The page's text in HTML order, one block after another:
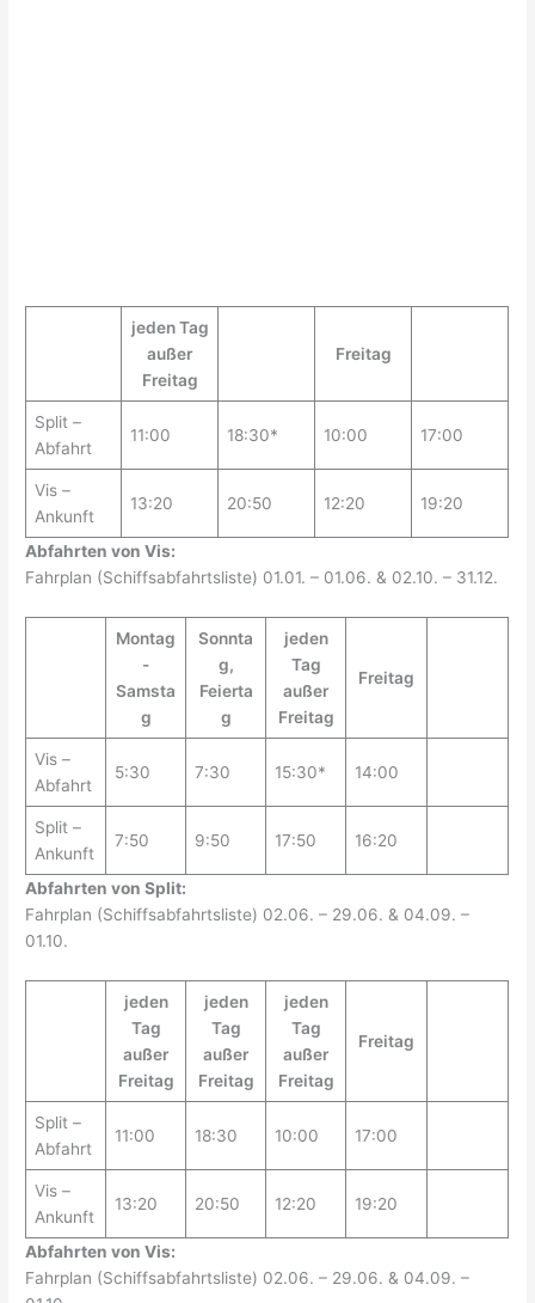
jeden Tag
außer
Freitag
Freitag
Split –
Abfahrt
11:00 18:30* 10:00 17:00
Vis –
Ankunft
13:20 20:50 12:20 19:20
Abfahrten von Vis:
Fahrplan (Schiffsabfahrtsliste) 01.01. – 01.06. & 02.10. – 31.12.
Montag
-
Samsta
g
Sonnta
g,
Feierta
g
jeden
Tag
außer
Freitag
Freitag
Vis –
Abfahrt
5:30 7:30 15:30* 14:00
Split –
Ankunft
7:50 9:50 17:50 16:20
Abfahrten von Split:
Fahrplan (Schiffsabfahrtsliste) 02.06. – 29.06. & 04.09. –
01.10.
jeden
Tag
außer
Freitag
jeden
Tag
außer
Freitag
jeden
Tag
außer
Freitag
Freitag
Split –
Abfahrt
11:00 18:30 10:00 17:00
Vis –
Ankunft
13:20 20:50 12:20 19:20
Abfahrten von Vis:
Fahrplan (Schiffsabfahrtsliste) 02.06. – 29.06. & 04.09. –